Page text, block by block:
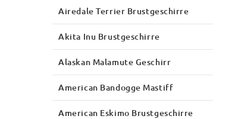
Airedale Terrier Brustgeschirre
Akita Inu Brustgeschirre
Alaskan Malamute Geschirr
American Bandogge Mastiff
American Eskimo Brustgeschirre